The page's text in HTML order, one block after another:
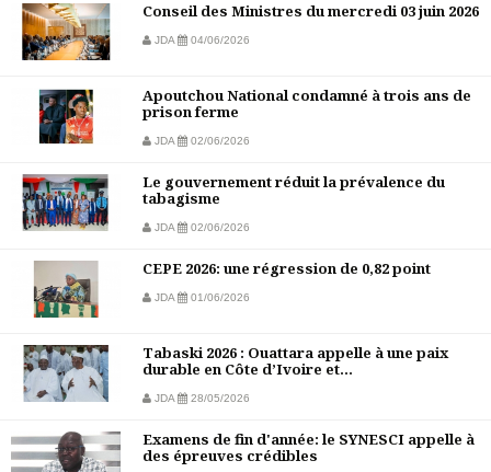
Conseil des Ministres du mercredi 03 juin 2026
JDA 04/06/2026
Apoutchou National condamné à trois ans de
prison ferme
JDA 02/06/2026
Le gouvernement réduit la prévalence du
tabagisme
JDA 02/06/2026
CEPE 2026: une régression de 0,82 point
JDA 01/06/2026
Tabaski 2026 : Ouattara appelle à une paix
durable en Côte d’Ivoire et...
JDA 28/05/2026
Examens de fin d'année: le SYNESCI appelle à
des épreuves crédibles